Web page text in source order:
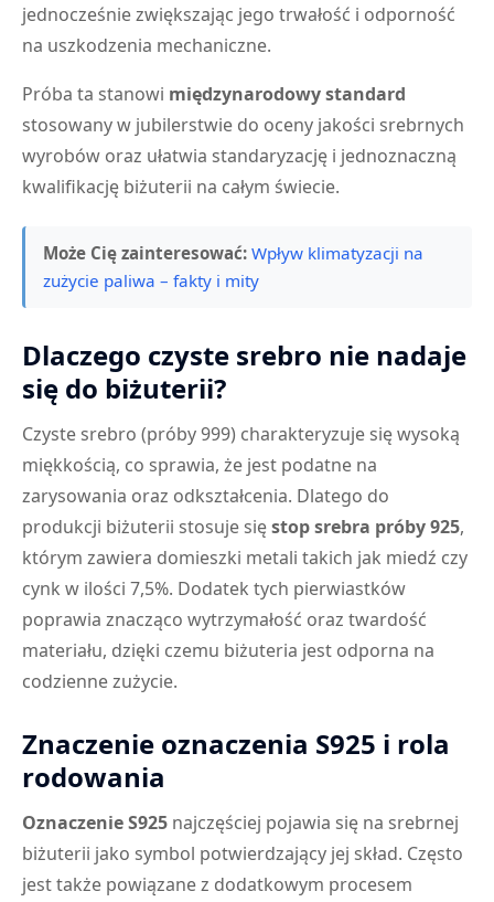
jednocześnie zwiększając jego trwałość i odporność
na uszkodzenia mechaniczne.
Próba ta stanowi międzynarodowy standard
stosowany w jubilerstwie do oceny jakości srebrnych
wyrobów oraz ułatwia standaryzację i jednoznaczną
kwalifikację biżuterii na całym świecie.
Może Cię zainteresować: Wpływ klimatyzacji na
zużycie paliwa – fakty i mity
Dlaczego czyste srebro nie nadaje
się do biżuterii?
Czyste srebro (próby 999) charakteryzuje się wysoką
miękkością, co sprawia, że jest podatne na
zarysowania oraz odkształcenia. Dlatego do
produkcji biżuterii stosuje sięstop srebra próby 925,
którym zawiera domieszki metali takich jak miedź czy
cynk w ilości 7,5%. Dodatek tych pierwiastków
poprawia znacząco wytrzymałość oraz twardość
materiału, dzięki czemu biżuteria jest odporna na
codzienne zużycie.
Znaczenie oznaczenia S925 i rola
rodowania
Oznaczenie S925 najczęściej pojawia się na srebrnej
biżuterii jako symbol potwierdzający jej skład. Często
jest także powiązane z dodatkowym procesem